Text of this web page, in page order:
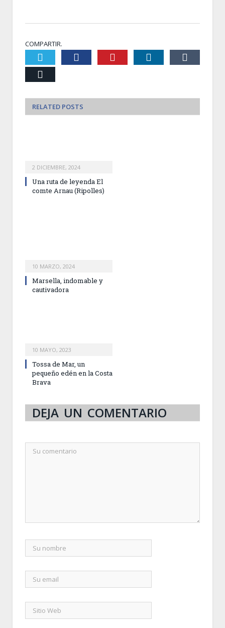
COMPARTIR.
Facebook Pinterest LinkedIn
RELATED POSTS
2 DICIEMBRE, 2024
Una ruta de leyenda El
comte Arnau (Ripolles)
10 MARZO, 2024
Marsella, indomable y
cautivadora
10 MAYO, 2023
Tossa de Mar, un
pequeño edén en la Costa
Brava
DEJA UN COMENTARIO